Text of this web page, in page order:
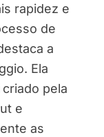
rapidez e
de
a
Ela
pela
e
as